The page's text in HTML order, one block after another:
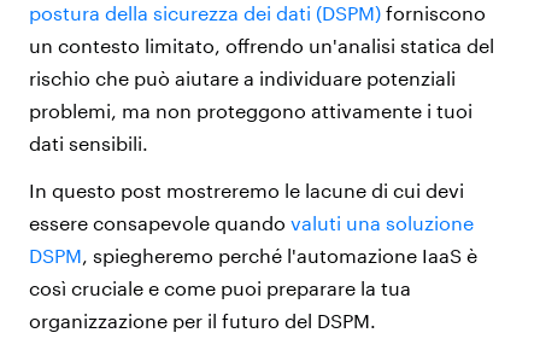
postura della sicurezza dei dati (DSPM) forniscono
un contesto limitato, offrendo un'analisi statica del
rischio che può aiutare a individuare potenziali
problemi, ma non proteggono attivamente i tuoi
dati sensibili.
In questo post mostreremo le lacune di cui devi
essere consapevole quando valuti una soluzione
DSPM, spiegheremo perché l'automazione IaaS è
così cruciale e come puoi preparare la tua
organizzazione per il futuro del DSPM.